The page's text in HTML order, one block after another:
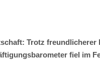
Trotz
fiel im